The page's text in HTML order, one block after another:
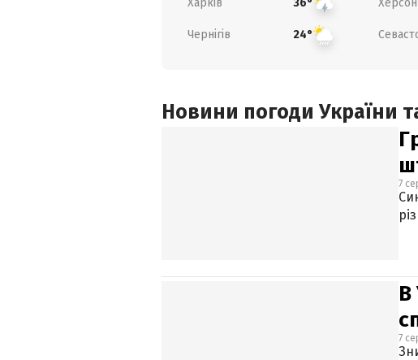
36°
Чернігів 24°
Новини погоди України
7
В
7